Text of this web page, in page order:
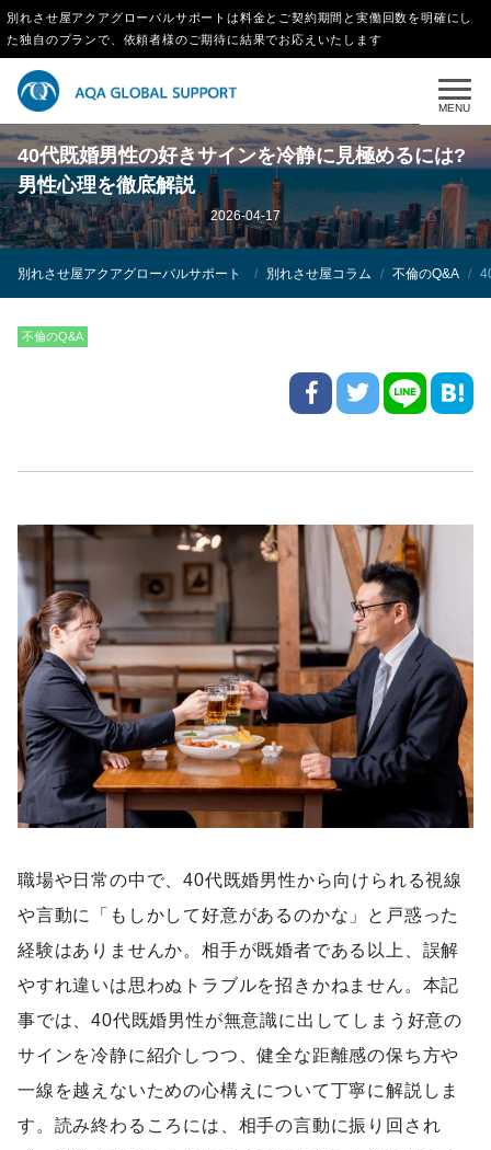
別れさせ屋アクアグローバルサポートは料金とご契約期間と実働回数を明確にし
た独自のプランで、依頼者様のご期待に結果でお応えいたします
MENU
40代既婚男性の好きサインを冷静に見極めるには?
男性心理を徹底解説
2026-04-17
別れさせ屋アクアグローバルサポート 別れさせ屋コラム 不倫のQ&A
不倫のQ&A
職場や日常の中で、40代既婚男性から向けられる視線
や言動に「もしかして好意があるのかな」と戸惑った
経験はありませんか。相手が既婚者である以上、誤解
やすれ違いは思わぬトラブルを招きかねません。本記
事では、40代既婚男性が無意識に出してしまう好意の
サインを冷静に紹介しつつ、健全な距離感の保ち方や
一線を越えないための心構えについて丁寧に解説しま
す。読み終わるころには、相手の言動に振り回され